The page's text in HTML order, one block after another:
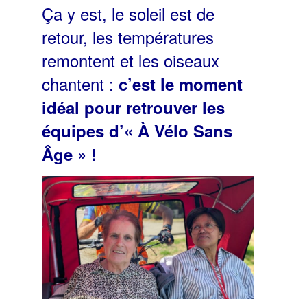
Ça y est, le soleil est de
retour, les températures
remontent et les oiseaux
chantent :c’est le moment
idéal pour retrouver les
équipes d’« À Vélo Sans
Âge » !